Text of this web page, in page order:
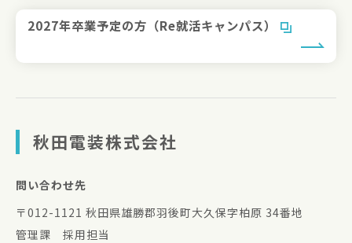
2027年卒業予定の方（Re就活キャンパス）
秋田電装株式会社
問い合わせ先
〒012-1121 秋田県雄勝郡羽後町大久保字柏原 34番地
管理課 採用担当